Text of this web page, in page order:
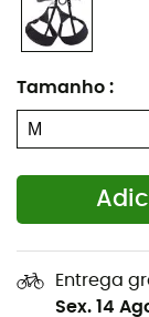
Tamanho :
Entrega
Sex. 14
Compatível
EVO para
corda,
Tecido